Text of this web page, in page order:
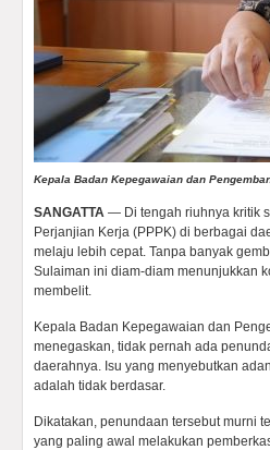
Kepala Badan Kepegawaian dan
SANGATTA — Di tengah riuhnya kritik
Perjanjian Kerja (PPPK) di berbagai
melaju lebih cepat. Tanpa banyak
Sulaiman ini diam-diam menunjukkan
membelit.
Kepala Badan Kepegawaian dan
menegaskan, tidak pernah ada
daerahnya. Isu yang menyebutkan
adalah tidak berdasar.
Dikatakan, penundaan tersebut murni
yang paling awal melakukan